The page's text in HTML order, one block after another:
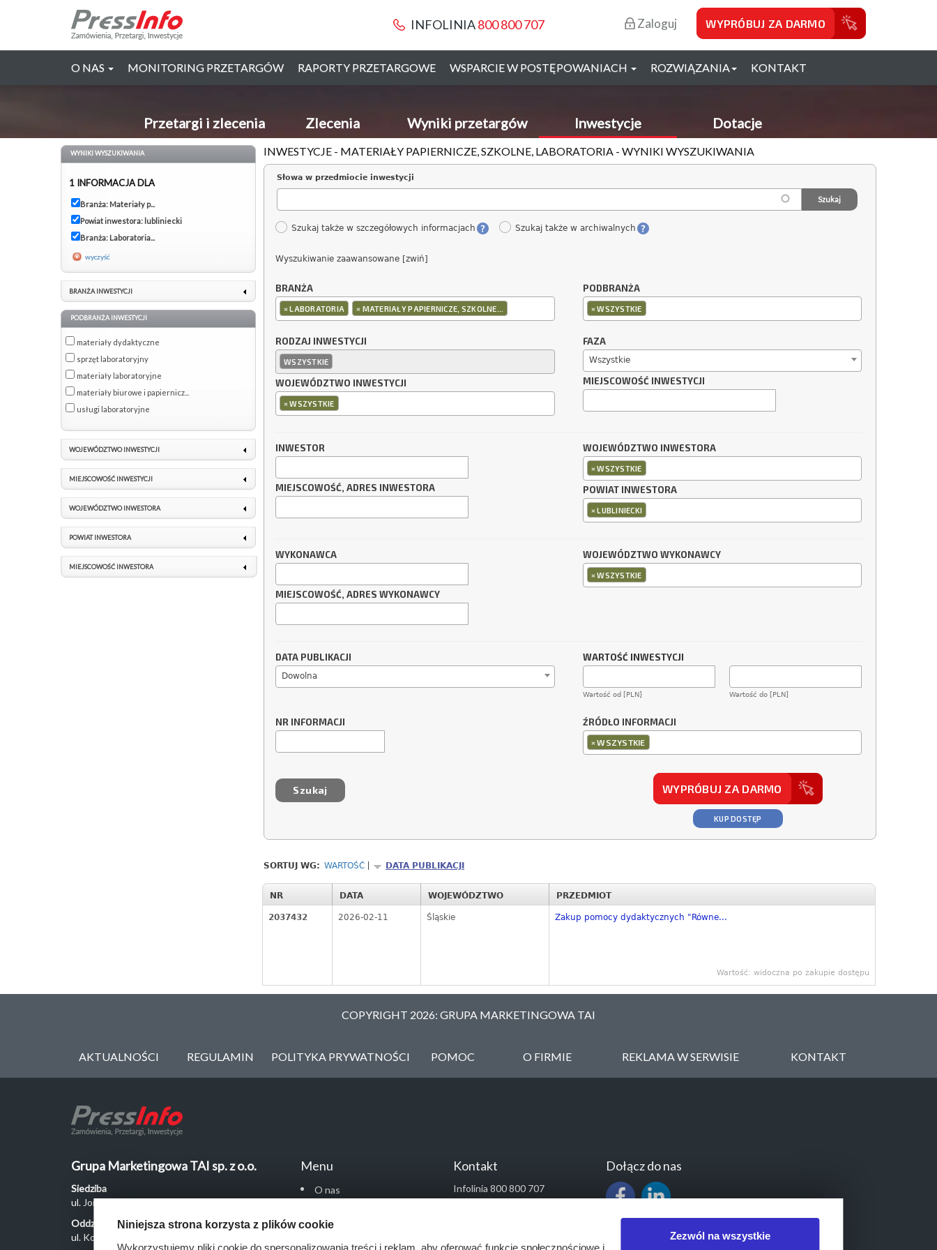
INFOLINIA800 800 707 Zaloguj WYPRÓBUJ ZA DARMO
O NAS MONITORING PRZETARGÓW RAPORTY PRZETARGOWE WSPARCIE W POSTĘPOWANIACH ROZWIĄZANIA KONTAKT
Przetargi i zlecenia Zlecenia Wyniki przetargów Inwestycje Dotacje
INWESTYCJE - MATERIAŁY PAPIERNICZE, SZKOLNE, LABORATORIA - WYNIKI WYSZUKIWANIA
Słowa w przedmiocie inwestycji
Szukaj także w szczegółowych informacjach Szukaj także w archiwalnych
Wyszukiwanie zaawansowane [zwiń]
BRANŻA
×LABORATORIA × MATERIAŁY PAPIERNICZE, SZKOLNE...
PODBRANŻA
×WSZYSTKIE
RODZAJ INWESTYCJI
WSZYSTKIE
WOJEWÓDZTWO INWESTYCJI
×WSZYSTKIE
FAZA
Wszystkie
MIEJSCOWOŚĆ INWESTYCJI
INWESTOR
MIEJSCOWOŚĆ, ADRES INWESTORA
WOJEWÓDZTWO INWESTORA
×WSZYSTKIE
POWIAT INWESTORA
×LUBLINIECKI
WYKONAWCA
MIEJSCOWOŚĆ, ADRES WYKONAWCY
WOJEWÓDZTWO WYKONAWCY
×WSZYSTKIE
DATA PUBLIKACJI
Dowolna
WARTOŚĆ INWESTYCJI
Wartość od [PLN] Wartość do [PLN]
NR INFORMACJI ŹRÓDŁO INFORMACJI
×WSZYSTKIE
WYPRÓBUJ ZA DARMO
KUP DOSTĘP
SORTUJ WG: WARTOŚĆ DATA PUBLIKACJI
NR DATA WOJEWÓDZTWO PRZEDMIOT
2037432 2026-02-11 Śląskie Zakup pomocy dydaktycznych "Równe...
Wartość: widoczna po zakupie dostępu
WYNIKI WYSZUKIWANIA
1 INFORMACJA DLA
Branża: Materiały p...
Powiat inwestora: lubliniecki
Branża: Laboratoria...
wyczyść
BRANŻA INWESTYCJI
PODBRANŻA INWESTYCJI
materiały dydaktyczne
sprzęt laboratoryjny
materiały laboratoryjne
materiały biurowe i papiernicz...
usługi laboratoryjne
WOJEWÓDZTWO INWESTYCJI
MIEJSCOWOŚĆ INWESTYCJI
WOJEWÓDZTWO INWESTORA
POWIAT INWESTORA
MIEJSCOWOŚĆ INWESTORA
COPYRIGHT 2026: GRUPA MARKETINGOWA TAI
AKTUALNOŚCI REGULAMIN POLITYKA PRYWATNOŚCI POMOC O FIRMIE REKLAMA W SERWISIE KONTAKT
Grupa Marketingowa TAI sp. z o.o.
Siedziba
ul. Jordanowska 12, 04-204 Warszawa
Oddział Poznań
ul. Kochanowskiego 18/6, 60-846 Poznań
Menu
O nas
Monitoring przetargów
Kontakt
Infolinia 800 800 707
kontakt@pressinfo.pl
Dołącz do nas
Niniejsza strona korzysta z plików cookie
Wykorzystujemy pliki cookie do spersonalizowania treści i reklam, aby oferować funkcje społecznościowe i
Zezwól na wszystkie